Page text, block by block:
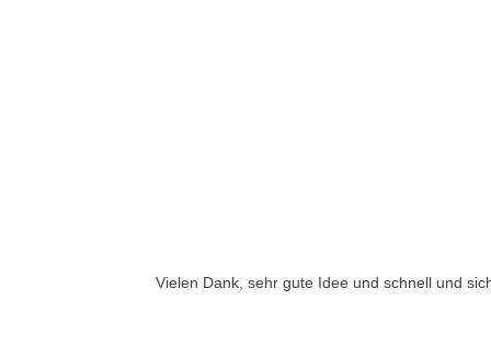
Vielen Dank, sehr gute Idee und schnell und